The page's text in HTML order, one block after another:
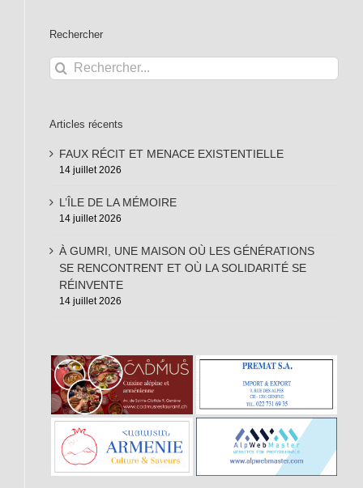
Rechercher
Rechercher:
Articles récents
FAUX RÉCIT ET MENACE EXISTENTIELLE
14 juillet 2026
L’ÎLE DE LA MÉMOIRE
14 juillet 2026
À GUMRI, UNE MAISON OÙ LES GÉNÉRATIONS
SE RENCONTRENT ET OÙ LA SOLIDARITÉ SE
RÉINVENTE
14 juillet 2026